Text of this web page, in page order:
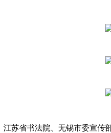
江苏省书法院、 无锡市委宣传部